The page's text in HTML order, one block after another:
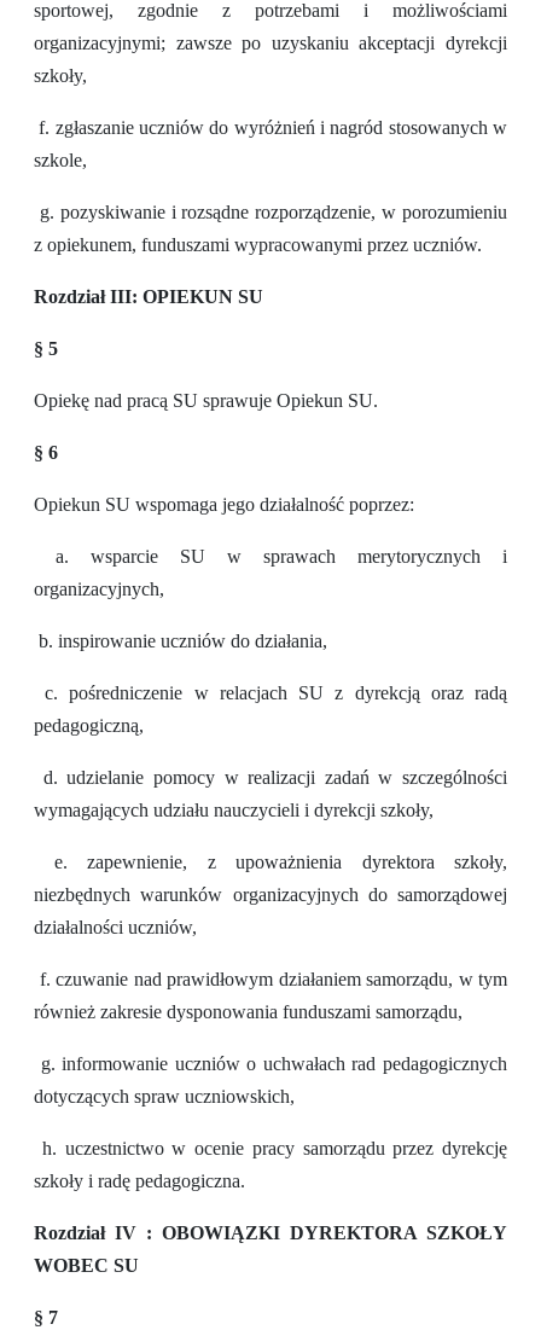
sportowej, zgodnie z potrzebami i możliwościami
organizacyjnymi; zawsze po uzyskaniu akceptacji dyrekcji
szkoły,
f. zgłaszanie uczniów do wyróżnień i nagród stosowanych w
szkole,
g. pozyskiwanie i rozsądne rozporządzenie, w porozumieniu
z opiekunem, funduszami wypracowanymi przez uczniów.
Rozdział III: OPIEKUN SU
§ 5
Opiekę nad pracą SU sprawuje Opiekun SU.
§ 6
Opiekun SU wspomaga jego działalność poprzez:
a. wsparcie SU w sprawach merytorycznych i
organizacyjnych,
b. inspirowanie uczniów do działania,
c. pośredniczenie w relacjach SU z dyrekcją oraz radą
pedagogiczną,
d. udzielanie pomocy w realizacji zadań w szczególności
wymagających udziału nauczycieli i dyrekcji szkoły,
e. zapewnienie, z upoważnienia dyrektora szkoły,
niezbędnych warunków organizacyjnych do samorządowej
działalności uczniów,
f. czuwanie nad prawidłowym działaniem samorządu, w tym
również zakresie dysponowania funduszami samorządu,
g. informowanie uczniów o uchwałach rad pedagogicznych
dotyczących spraw uczniowskich,
h. uczestnictwo w ocenie pracy samorządu przez dyrekcję
szkoły i radę pedagogiczna.
Rozdział IV : OBOWIĄZKI DYREKTORA SZKOŁY
WOBEC SU
§ 7